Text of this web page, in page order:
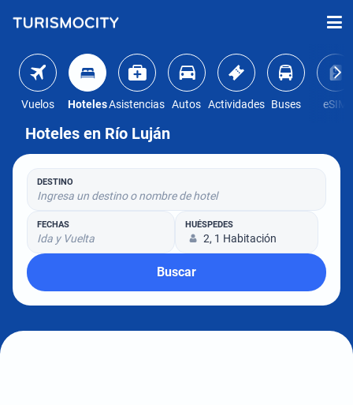
Vuelos HotelesAsistencias Autos Actividades Buses eSIM
Hoteles en Río Luján
DESTINO
Ingresa un destino o nombre de hotel
FECHAS
Ida y Vuelta
HUÉSPEDES
2, 1 Habitación
Buscar